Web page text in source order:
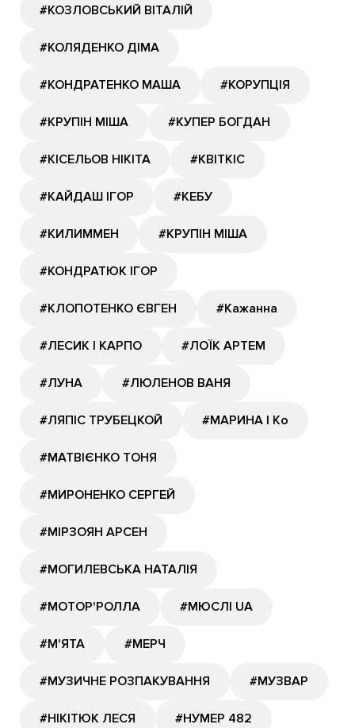
#КОЗЛОВСЬКИЙ ВІТАЛІЙ
#КОЛЯДЕНКО ДІМА
#КОНДРАТЕНКО МАША #КОРУПЦІЯ
#КРУПІН МІША #КУПЕР БОГДАН
#КІСЕЛЬОВ НІКІТА #КВІТКІС
#КАЙДАШ ІГОР #КЕБУ
#КИЛИММЕН #КРУПІН МІША
#КОНДРАТЮК ІГОР
#КЛОПОТЕНКО ЄВГЕН #Кажанна
#ЛЕСИК І КАРПО #ЛОЇК АРТЕМ
#ЛУНА #ЛЮЛЕНОВ ВАНЯ
#ЛЯПІС ТРУБЕЦКОЙ #МАРИНА І Ко
#МАТВІЄНКО ТОНЯ
#МИРОНЕНКО СЕРГЕЙ
#МІРЗОЯН АРСЕН
#МОГИЛЕВСЬКА НАТАЛІЯ
#МОТОР'РОЛЛА #МЮСЛІ UA
#М'ЯТА #МЕРЧ
#МУЗИЧНЕ РОЗПАКУВАННЯ #МУЗВАР
#НІКІТЮК ЛЕСЯ #НУМЕР 482